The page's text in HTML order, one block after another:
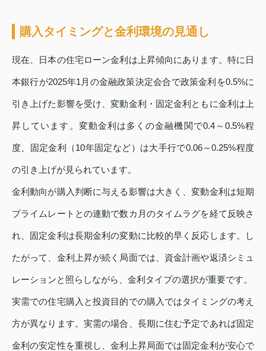
購入タイミングと金利環境の見通し
現在、日本の住宅ローン金利は上昇傾向にあります。特に日
本銀行が2025年1月の金融政策決定会合で政策金利を0.5%に
引き上げた影響を受け、変動金利・固定金利ともに金利は上
昇しています。変動金利は多くの金融機関で0.4～0.5%程
度、固定金利（10年固定など）は大手行で0.06～0.25%程度
の引き上げが見られています。
金利動向が購入判断に与える影響は大きく、変動金利は短期
プライムレートとの連動で数カ月のタイムラグを経て反映さ
れ、固定金利は長期金利の変動に比較的早く反応します。し
たがって、金利上昇が続く局面では、資金計画や返済シミュ
レーションと照らしながら、金利タイプの選択が重要です。
実需での住宅購入と投資目的での購入ではタイミングの考え
方が異なります。実需の場合、長期に住む予定であれば固定
金利の安定性を重視し、金利上昇局面では固定金利が安心で